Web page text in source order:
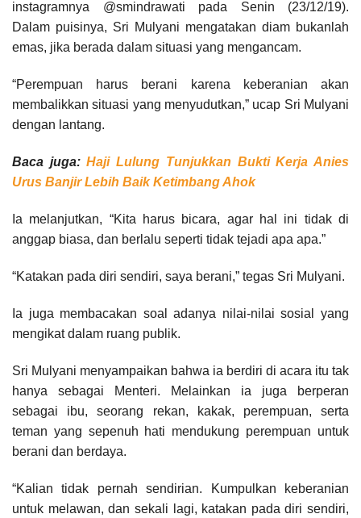
instagramnya @smindrawati pada Senin (23/12/19).
Dalam puisinya, Sri Mulyani mengatakan diam bukanlah
emas, jika berada dalam situasi yang mengancam.
“Perempuan harus berani karena keberanian akan
membalikkan situasi yang menyudutkan,” ucap Sri Mulyani
dengan lantang.
Baca juga:Haji Lulung Tunjukkan Bukti Kerja Anies
Urus Banjir Lebih Baik Ketimbang Ahok
Ia melanjutkan, “Kita harus bicara, agar hal ini tidak di
anggap biasa, dan berlalu seperti tidak tejadi apa apa.”
“Katakan pada diri sendiri, saya berani,” tegas Sri Mulyani.
Ia juga membacakan soal adanya nilai-nilai sosial yang
mengikat dalam ruang publik.
Sri Mulyani menyampaikan bahwa ia berdiri di acara itu tak
hanya sebagai Menteri. Melainkan ia juga berperan
sebagai ibu, seorang rekan, kakak, perempuan, serta
teman yang sepenuh hati mendukung perempuan untuk
berani dan berdaya.
“Kalian tidak pernah sendirian. Kumpulkan keberanian
untuk melawan, dan sekali lagi, katakan pada diri sendiri,